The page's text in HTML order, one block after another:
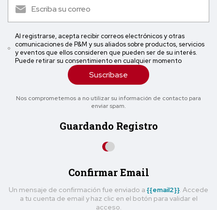
Al registrarse, acepta recibir correos electrónicos y otras
comunicaciones de P&M y sus aliados sobre productos, servicios
y eventos que ellos consideren que pueden ser de su interés.
Puede retirar su consentimiento en cualquier momento
Suscríbase
Nos comprometemos a no utilizar su información de contacto para
enviar spam.
Guardando Registro
Confirmar Email
Un mensaje de confirmación fue enviado a {{email2}} . Accede
a tu cuenta de email y haz clic en el botón para validar el
acceso.